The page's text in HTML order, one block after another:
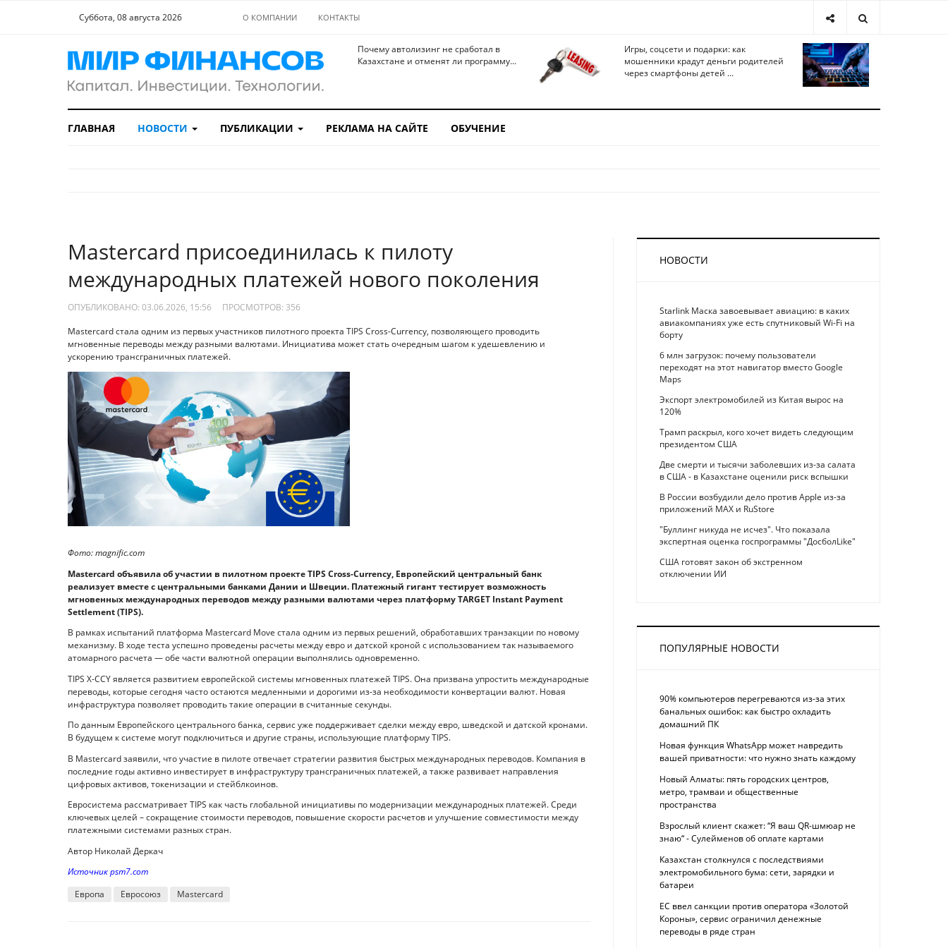
Суббота, 08 августа 2026 О КОМПАНИИ КОНТАКТЫ
Почему автолизинг не сработал в
Казахстане и отменят ли программу...
Игры, соцсети и подарки: как
мошенники крадут деньги родителей
через смартфоны детей ...
ГЛАВНАЯ НОВОСТИ ПУБЛИКАЦИИ РЕКЛАМА НА САЙТЕ ОБУЧЕНИЕ
Mastercard присоединилась к пилоту
международных платежей нового поколения
ОПУБЛИКОВАНО: 03.06.2026, 15:56 ПРОСМОТРОВ: 356
Mastercard стала одним из первых участников пилотного проекта TIPS Cross-Currency, позволяющего проводить
мгновенные переводы между разными валютами. Инициатива может стать очередным шагом к удешевлению и
ускорению трансграничных платежей.
Фото: magnific.com
Mastercard объявила об участии в пилотном проекте TIPS Cross-Currency, Европейский центральный банк
реализует вместе с центральными банками Дании и Швеции. Платежный гигант тестирует возможность
мгновенных международных переводов между разными валютами через платформу TARGET Instant Payment
Settlement (TIPS).
В рамках испытаний платформа Mastercard Move стала одним из первых решений, обработавших транзакции по новому
механизму. В ходе теста успешно проведены расчеты между евро и датской кроной с использованием так называемого
атомарного расчета — обе части валютной операции выполнялись одновременно.
TIPS X-CCY является развитием европейской системы мгновенных платежей TIPS. Она призвана упростить международные
переводы, которые сегодня часто остаются медленными и дорогими из-за необходимости конвертации валют. Новая
инфраструктура позволяет проводить такие операции в считанные секунды.
По данным Европейского центрального банка, сервис уже поддерживает сделки между евро, шведской и датской кронами.
В будущем к системе могут подключиться и другие страны, использующие платформу TIPS.
В Mastercard заявили, что участие в пилоте отвечает стратегии развития быстрых международных переводов. Компания в
последние годы активно инвестирует в инфраструктуру трансграничных платежей, а также развивает направления
цифровых активов, токенизации и стейблкоинов.
Евросистема рассматривает TIPS как часть глобальной инициативы по модернизации международных платежей. Среди
ключевых целей – сокращение стоимости переводов, повышение скорости расчетов и улучшение совместимости между
платежными системами разных стран.
Автор Николай Деркач
Источник psm7.com
Европа
Евросоюз Masterсard
НОВОСТИ
Starlink Маска завоевывает авиацию: в каких
авиакомпаниях уже есть спутниковый Wi-Fi на
борту
6 млн загрузок: почему пользователи
переходят на этот навигатор вместо Google
Maps
Экспорт электромобилей из Китая вырос на
120%
Трамп раскрыл, кого хочет видеть следующим
президентом США
Две смерти и тысячи заболевших из-за салата
в США - в Казахстане оценили риск вспышки
В России возбудили дело против Apple из-за
приложений MAX и RuStore
"Буллинг никуда не исчез". Что показала
экспертная оценка госпрограммы "ДосболLike"
США готовят закон об экстренном
отключении ИИ
ПОПУЛЯРНЫЕ НОВОСТИ
90% компьютеров перегреваются из-за этих
банальных ошибок: как быстро охладить
домашний ПК
Новая функция WhatsApp может навредить
вашей приватности: что нужно знать каждому
Новый Алматы: пять городских центров,
метро, трамваи и общественные
пространства
Взрослый клиент скажет: “Я ваш QR-шмюар не
знаю“ - Сулейменов об оплате картами
Казахстан столкнулся с последствиями
электромобильного бума: сети, зарядки и
батареи
ЕС ввел санкции против оператора «Золотой
Короны», сервис ограничил денежные
переводы в ряде стран